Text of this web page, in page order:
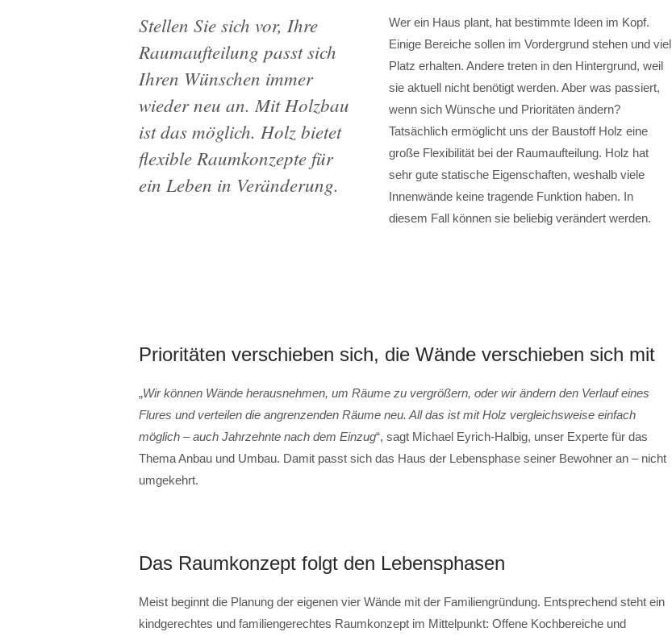
Stellen Sie sich vor, Ihre
Raumaufteilung passt sich
Ihren Wünschen immer
wieder neu an. Mit Holzbau
ist das möglich. Holz bietet
flexible Raumkonzepte für
ein Leben in Veränderung.
Wer ein Haus plant, hat bestimmte Ideen im Kopf.
Einige Bereiche sollen im Vordergrund stehen und viel
Platz erhalten. Andere treten in den Hintergrund, weil
sie aktuell nicht benötigt werden. Aber was passiert,
wenn sich Wünsche und Prioritäten ändern?
Tatsächlich ermöglicht uns der Baustoff Holz eine
große Flexibilität bei der Raumaufteilung. Holz hat
sehr gute statische Eigenschaften, weshalb viele
Innenwände keine tragende Funktion haben. In
diesem Fall können sie beliebig verändert werden.
Prioritäten verschieben sich, die Wände verschieben sich mit
„Wir können Wände herausnehmen, um Räume zu vergrößern, oder wir ändern den Verlauf eines
Flures und verteilen die angrenzenden Räume neu. All das ist mit Holz vergleichsweise einfach
möglich – auch Jahrzehnte nach dem Einzug“, sagt Michael Eyrich-Halbig, unser Experte für das
Thema Anbau und Umbau. Damit passt sich das Haus der Lebensphase seiner Bewohner an – nicht
umgekehrt.
Das Raumkonzept folgt den Lebensphasen
Meist beginnt die Planung der eigenen vier Wände mit der Familiengründung. Entsprechend steht ein
kindgerechtes und familiengerechtes Raumkonzept im Mittelpunkt: Offene Kochbereiche und